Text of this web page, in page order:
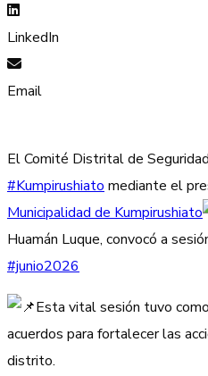
LinkedIn
Email
El Comité Distrital de
#Kumpirushiatomediante el
Municipalidad de Kumpirushiato
Huamán Luque, convocó a
#junio2026
Esta vital sesión tuvo
acuerdos para fortalecer las
distrito.